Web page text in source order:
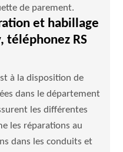
de parement.
et habillage
téléphonez RS
à la disposition de
dans le département
les différentes
les réparations au
dans les conduits et